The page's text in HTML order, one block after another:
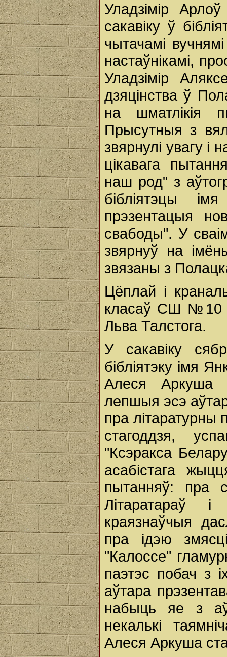
Уладзімір
сакавіку ў
чытачамі
настаўнікамі,
Уладзімір
дзяцінства ў
на шматлікія
Прысутныя з
звярнулі увагу і
цікавага
наш род" з
бібліятэцы
прэзентацыя
свабоды". У
звярнуў на
звязаны з
Цёплай і
класаў СШ №10 з
Льва Талстога.
У сакавіку
бібліятэку імя
Алеся Аркуша
лепшыя эсэ
пра літаратурны
стагоддзя,
"Ксэракса
асабістага
пытанняў: пра
Літаратараў
краязнаўчыя
пра ідэю
"Калоссе"
паэтэс побач з
аўтара
набыць яе з
некалькі
Алеся Аркуша